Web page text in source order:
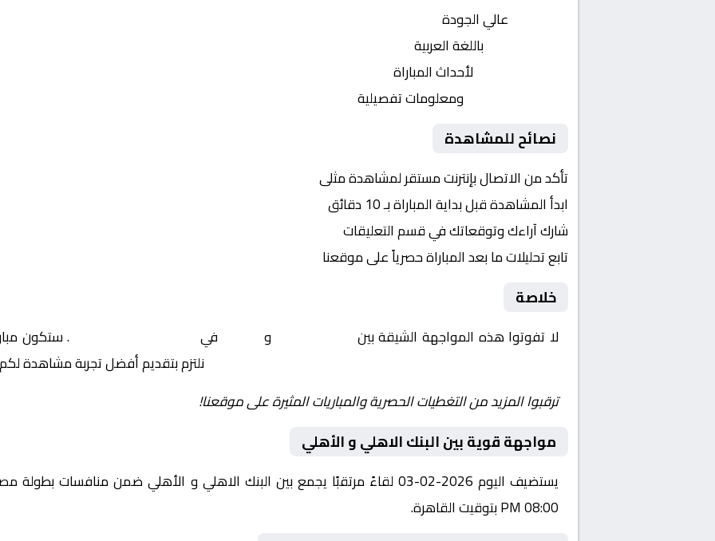
عالي الجودة
باللغة العربية
لأحداث المباراة
ومعلومات تفصيلية
نصائح للمشاهدة
تأكد من الاتصال بإنترنت مستقر لمشاهدة مثلى
ابدأ المشاهدة قبل بداية المباراة بـ 10 دقائق
شارك آراءك وتوقعاتك في قسم التعليقات
تابع تحليلات ما بعد المباراة حصرياً على موقعنا
خلاصة
لا تفوتوا هذه المواجهة الشيقة بين و في
. ستكون
نلتزم بتقديم أفضل تجربة مشاهدة
ترقبوا المزيد من التغطيات الحصرية والمباريات المثيرة على موقعنا!
مواجهة قوية بين البنك الاهلي و الأهلي
يستضيف اليوم 2026-02-03 لقاءً مرتقبًا يجمع بين البنك الاهلي و الأهلي ضمن
08:00 PM بتوقيت القاهرة.